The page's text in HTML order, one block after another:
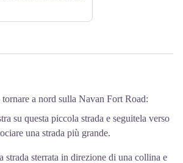
a nord sulla Navan Fort Road:
su questa piccola strada e seguitela verso
una strada più grande.
strada sterrata in direzione di una collina e